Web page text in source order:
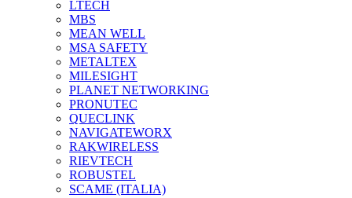
LTECH
MBS
MEAN WELL
MSA SAFETY
METALTEX
MILESIGHT
PLANET NETWORKING
PRONUTEC
QUECLINK
NAVIGATEWORX
RAKWIRELESS
RIEVTECH
ROBUSTEL
SCAME (ITALIA)